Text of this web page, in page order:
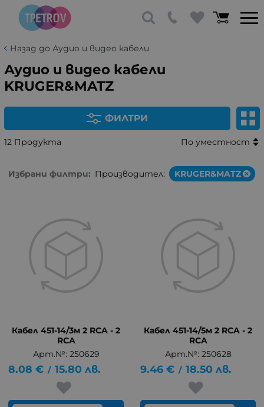
Назад до Аудио и видео кабели
Аудио и видео кабели
KRUGER&MATZ
ФИЛТРИ
12 Продукта По уместност
Избрани филтри: Производител: KRUGER&MATZ
Кабел 451-14/3м 2 RCA - 2
RCA
Арт.№: 250629
8.08 € / 15.80 лв.
Кабел 451-14/5м 2 RCA - 2
RCA
Арт.№: 250628
9.46 € / 18.50 лв.